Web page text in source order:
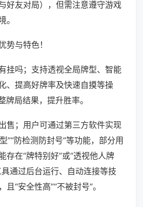
好友对局），但需注意遵守游戏
。
势与特色！
挂吗；支持透视全局牌型、智能
、提高好牌率及快速自摸等操
牌局结果，提升胜率。
售；用户可通过第三方软件实现
”“防检测防封号”等功能，部分用
存在“牌特别好”或“透视他人牌
通过后台运行、自动连接等技
“安全性高”“不被封号”。